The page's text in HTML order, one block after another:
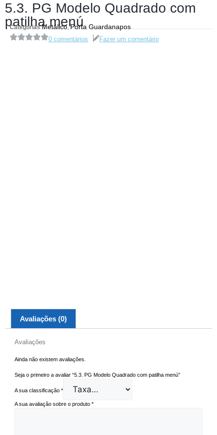
5.3. PG Modelo Quadrado com
patilha menú
Categorias Metálico,Porta Guardanapos
0 comentários Fazer um comentário
Avaliações (0)
Avaliações
Ainda não existem avaliações.
Seja o primeiro a avaliar “5.3. PG Modelo Quadrado com patilha menú”
A sua classificação *
A sua avaliação sobre o produto *